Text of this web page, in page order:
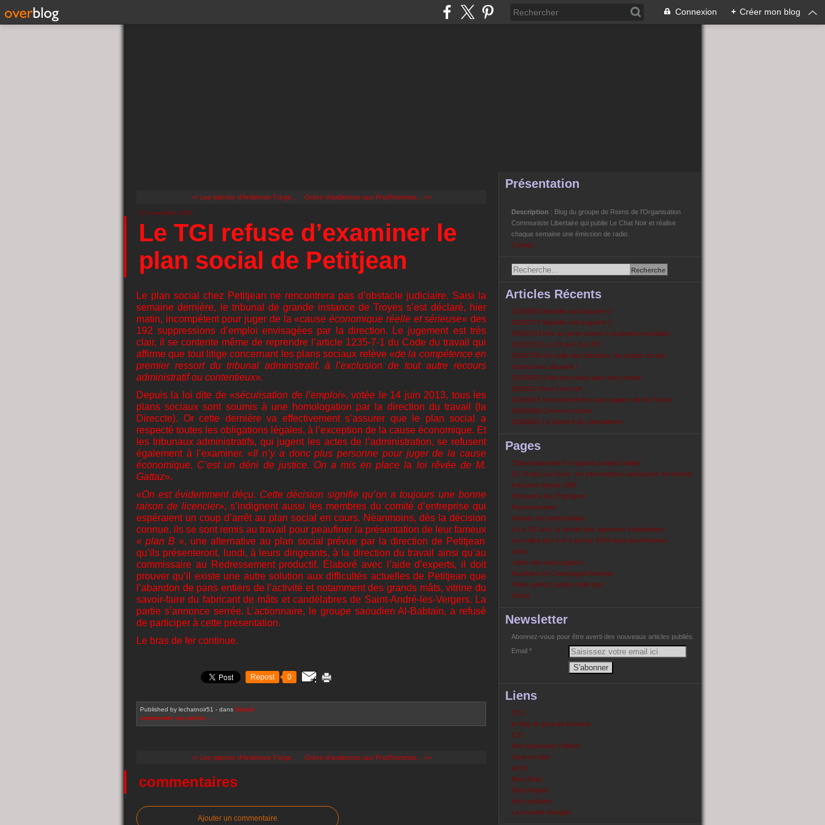
Connexion + Créer mon blog
<< Les patrons d’Ardennes Forge... Grève d’audiences aux Prud’hommes... >>
15 novembre 2014
Le TGI refuse d’examiner le
plan social de Petitjean
Le plan social chez Petitjean ne rencontrera pas d’obstacle judiciaire. Saisi la
semaine dernière, le tribunal de grande instance de Troyes s’est déclaré, hier
matin, incompétent pour juger de la «cause économique réelle et sérieuse» des
192 suppressions d’emploi envisagées par la direction. Le jugement est très
clair, il se contente même de reprendre l’article 1235-7-1 du Code du travail qui
affirme que tout litige concernant les plans sociaux relève «de la compétence en
premier ressort du tribunal administratif, à l’exclusion de tout autre recours
administratif ou contentieux».
Depuis la loi dite de «sécurisation de l’emploi», votée le 14 juin 2013, tous les
plans sociaux sont soumis à une homologation par la direction du travail (la
Direccte). Or cette dernière va effectivement s’assurer que le plan social a
respecté toutes les obligations légales, à l’exception de la cause économique. Et
les tribunaux administratifs, qui jugent les actes de l’administration, se refusent
également à l’examiner. «Il n’y a donc plus personne pour juger de la cause
économique. C’est un déni de justice. On a mis en place la loi rêvée de M.
Gattaz».
«On est évidemment déçu. Cette décision signifie qu’on a toujours une bonne
raison de licencier», s’indignent aussi les membres du comité d’entreprise qui
espéraient un coup d’arrêt au plan social en cours. Néanmoins, dès la décision
connue, ils se sont remis au travail pour peaufiner la présentation de leur fameux
« plan B », une alternative au plan social prévue par la direction de Petitjean
qu’ils présenteront, lundi, à leurs dirigeants, à la direction du travail ainsi qu’au
commissaire au Redressement productif. Élaboré avec l’aide d’experts, il doit
prouver qu’il existe une autre solution aux difficultés actuelles de Petitjean que
l’abandon de pans entiers de l’activité et notamment des grands mâts, vitrine du
savoir-faire du fabricant de mâts et candélabres de Saint-André-les-Vergers. La
partie s’annonce serrée. L’actionnaire, le groupe saoudien Al-Babtain, a refusé
de participer à cette présentation.
Le bras de fer continue.
Repost 0
Published by lechatnoir51 - dans Social
commenter cet article
<< Les patrons d’Ardennes Forge... Grève d’audiences aux Prud’hommes... >>
commentaires
Ajouter un commentaire
Présentation
Description : Blog du groupe de Reims de l'Organisation
Communiste Libertaire qui publie Le Chat Noir et réalise
chaque semaine une émission de radio.
Contact
Articles Récents
20260803 Maudite soit la guerre 2
20260727 Maudite soit la guerre 1
20260720 Non au porte-avions à propulsion nucléaire
20260713 Les 20 ans du CPE
20260706 A la veille des élections, les projets de lois
répressives pleuvent !
20260629 Il fait trop chaud pour tout cramer
2060622 Nord c’est noir
20260615 Intercollectif des sans papiers Ile de France
20260608 Grève et victoire
20260601 Le Spectre du colonialisme
Pages
‘‘Désenclavement’’ et grands projets inutiles
Du Tchad à la Syrie : les interventions extérieures de l’armée
française depuis 1981
Emissions de L'Egrégore
Environnement
Histoire de l'antinucléaire
Il y a 100 ans, la révolte des vignerons champenois
Les rafles des 4 et 6 janvier 1944 dans les Ardennes
Links
Luttes des sans papiers
Nucléaire en Champagne Ardenne
Police partout, justice nulle part
Social
Newsletter
Abonnez-vous pour être averti des nouveaux articles publiés.
Email
Liens
OCL
le blog de jacques tourtaux
ICO
Anti répression Poitiers
Sons en lutte
la QV
Bure Stop !
Stop Nogent
Info nucléaire
La mouette enragée